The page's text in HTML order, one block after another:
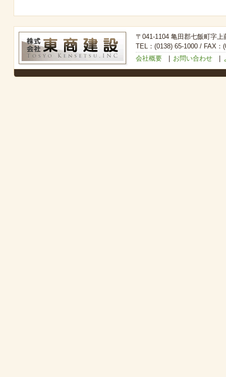
〒041-1104 亀田郡七飯町字上
TEL：(0138) 65-1000 / FAX：
会社概要| お問い合わせ|